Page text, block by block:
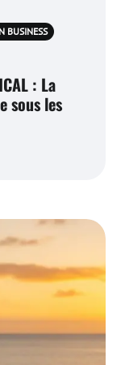
BUSINESS
: La
sous les